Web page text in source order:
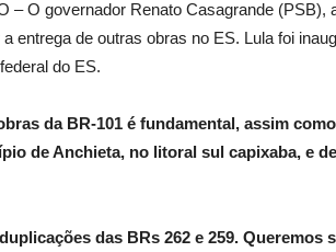
– O governador Renato Casagrande (PSB),
entrega de outras obras no ES. Lula foi
do ES.
da BR-101 é fundamental, assim
de Anchieta, no litoral sul capixaba, e
das BRs 262 e 259. Queremos